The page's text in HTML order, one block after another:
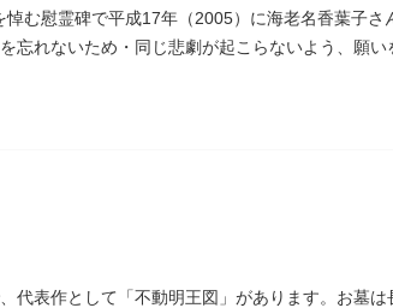
む慰霊碑で平成17年（2005）に海老名香葉子
忘れないため・同じ悲劇が起こらないよう、願
代表作として「不動明王図」があります。お墓